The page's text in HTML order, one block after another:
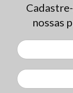
nossas